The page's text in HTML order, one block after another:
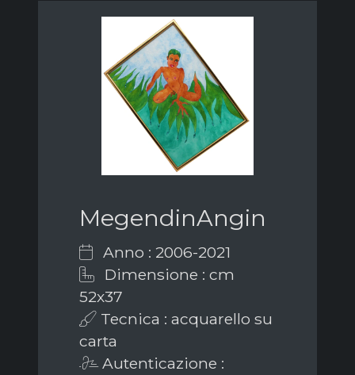
MegendinAngin
Anno : 2006-2021
Dimensione : cm
52x37
Tecnica : acquarello su
carta
Autenticazione :